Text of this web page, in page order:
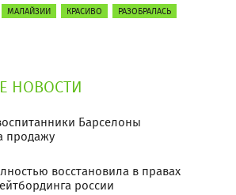
МАЛАЙЗИИ КРАСИВО РАЗОБРАЛАСЬ
НОВОСТИ
Барселоны
продажу
восстановила в правах
россии